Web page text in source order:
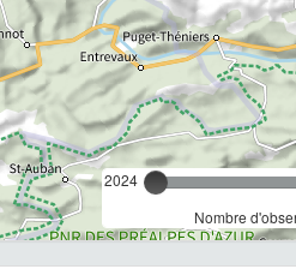
2024
Nombre